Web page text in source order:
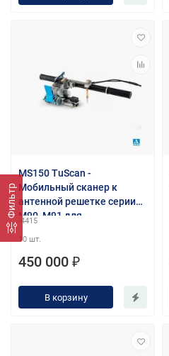
Фильтр
MS150 TuScan -
Мобильный сканер к
антенной решетке серии
М90, M91 для
-4415
10 шт.
450 000 ₽
В корзину